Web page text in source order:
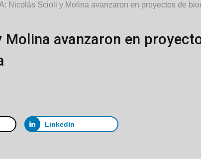
Nicolás Scioli y Molina avanzaron en proyectos de
Molina avanzaron en
LinkedIn